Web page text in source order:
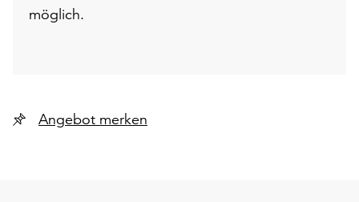
möglich.
Angebot merken